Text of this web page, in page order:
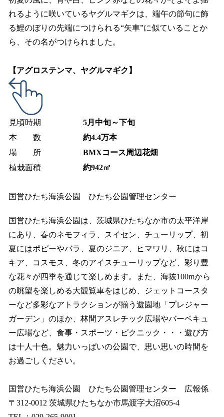
れるように咲いているヤグルマギクは、端午の節句に飾
る鯉のぼりの先端につけられる“矢車”に似ていることか
ら、その名がつけられました。
【アグロステンマ、ヤグルマギク】
見頃時期
5月中旬～下旬
本 数
約4.4万本
場 所
BMXコース周辺花畑
植栽面積
約942㎡
国営ひたち海浜公園 ひたち公園管理センター
国営ひたち海浜公園は、茨城県ひたちなか市の太平洋岸
にあり、春のネモフィラ、スイセン、チューリップ、初
夏にはポピーやバラ、夏のジニア、ヒマワリ、秋にはコ
キア、コスモス、冬のアイスチューリップなど、彩り豊
な花々が四季を通じて楽しめます。また、海抜100mから
の眺望を楽しめる大観覧車をはじめ、ジェットコースタ
ーなど多彩なアトラクションが揃う遊園地「プレジャー
ガーデン」のほか、林間アスレチック広場やバーベキュ
ー広場など、食事・スポーツ・ピクニック・・・遊び方
は十人十色。魅力いっぱいの公園で、思い思いの時間を
お過ごしください。
国営ひたち海浜公園 ひたち公園管理センター 広報係
〒312-0012 茨城県ひたちなか市馬渡字大沼605-4